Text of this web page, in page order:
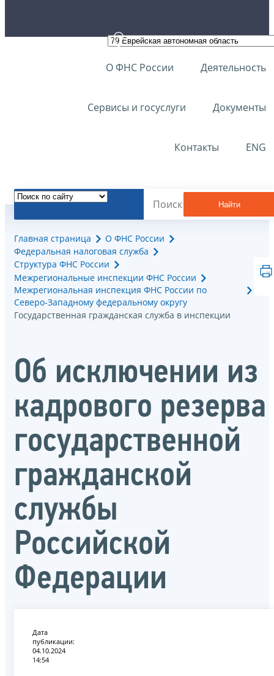
О ФНС России Деятельность
Сервисы и госуслуги Документы
Контакты ENG
Найти
Главная страница
О ФНС России
Федеральная налоговая служба
Структура ФНС России
Межрегиональные инспекции ФНС России
Межрегиональная инспекция ФНС России по
Северо-Западному федеральному округу
Государственная гражданская служба в инспекции
Об исключении из
кадрового резерва
государственной
гражданской
службы
Российской
Федерации
Дата
публикации:
04.10.2024
14:54